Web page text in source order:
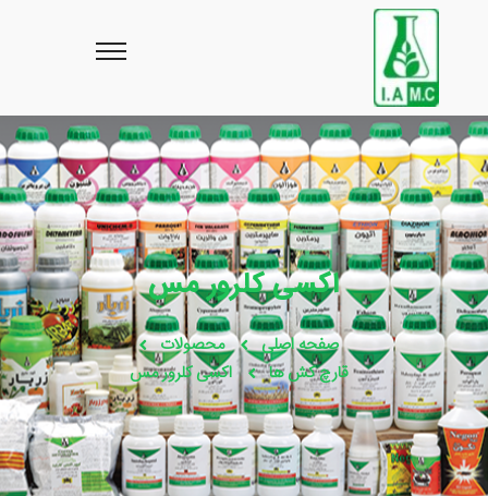
اکسی کلرور مس
صفحه اصلی
محصولات
قارچ کش ها
اکسی کلرور مس